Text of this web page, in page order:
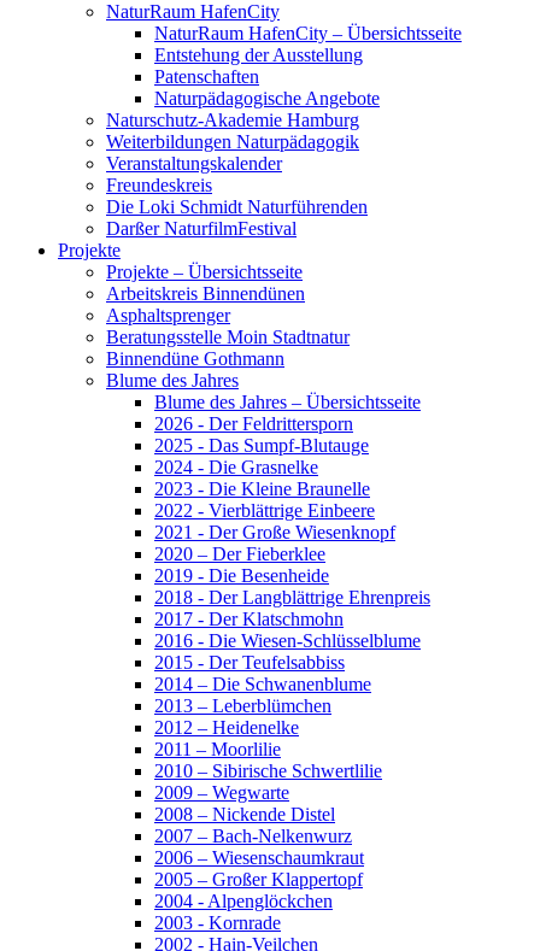
NaturRaum HafenCity
NaturRaum HafenCity – Übersichtsseite
Entstehung der Ausstellung
Patenschaften
Naturpädagogische Angebote
Naturschutz-Akademie Hamburg
Weiterbildungen Naturpädagogik
Veranstaltungskalender
Freundeskreis
Die Loki Schmidt Naturführenden
Darßer NaturfilmFestival
Projekte
Projekte – Übersichtsseite
Arbeitskreis Binnendünen
Asphaltsprenger
Beratungsstelle Moin Stadtnatur
Binnendüne Gothmann
Blume des Jahres
Blume des Jahres – Übersichtsseite
2026 - Der Feldrittersporn
2025 - Das Sumpf-Blutauge
2024 - Die Grasnelke
2023 - Die Kleine Braunelle
2022 - Vierblättrige Einbeere
2021 - Der Große Wiesenknopf
2020 – Der Fieberklee
2019 - Die Besenheide
2018 - Der Langblättrige Ehrenpreis
2017 - Der Klatschmohn
2016 - Die Wiesen-Schlüsselblume
2015 - Der Teufelsabbiss
2014 – Die Schwanenblume
2013 – Leberblümchen
2012 – Heidenelke
2011 – Moorlilie
2010 – Sibirische Schwertlilie
2009 – Wegwarte
2008 – Nickende Distel
2007 – Bach-Nelkenwurz
2006 – Wiesenschaumkraut
2005 – Großer Klappertopf
2004 - Alpenglöckchen
2003 - Kornrade
2002 - Hain-Veilchen